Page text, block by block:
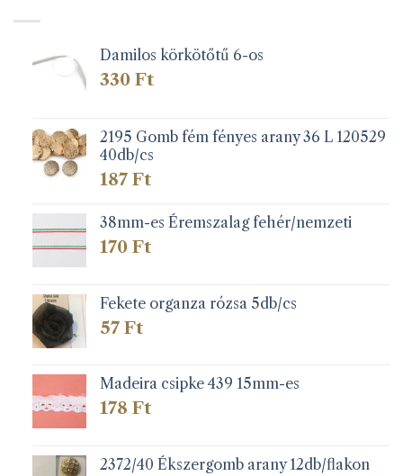
Damilos körkötőtű 6-os
330 Ft
2195 Gomb fém fényes arany 36 L 120529
40db/cs
187 Ft
38mm-es Éremszalag fehér/nemzeti
170 Ft
Fekete organza rózsa 5db/cs
57 Ft
Madeira csipke 439 15mm-es
178 Ft
2372/40 Ékszergomb arany 12db/flakon